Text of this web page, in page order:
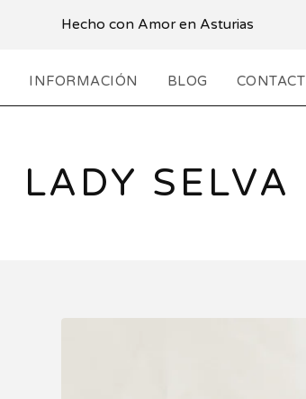
Hecho con Amor en Asturias
INFORMACIÓN BLOG CONTACT
LADY SELVA